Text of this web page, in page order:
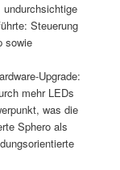
undurchsichtige
Steuerung
sowie
Upgrade:
mehr LEDs
was die
Sphero als